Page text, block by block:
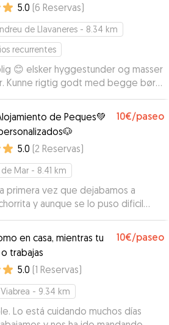
5.0 (6 Reservas)
de Llavaneres - 8.34 km
recurrentes
😊 elsker hyggestunder og masser
Kunne rigtig godt med begge børn
at passe.”
de Peques💚
10€/paseo
5.0 (2 Reservas)
Mar - 8.41 km
primera vez que dejabamos a
y aunque se lo puso dificil
todo lo posible para que se sintiera
e informandonos en cada
tendría ocasión repetiría! Muy
y se nota que ama a los animales!
en casa, mientras tu
trabajas
10€/paseo
5.0 (1 Reservas)
- 9.34 km
Lo está cuidando muchos días